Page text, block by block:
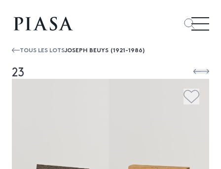
TOUS LES LOTSJOSEPH BEUYS (1921-1986)
23